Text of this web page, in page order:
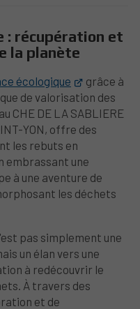
: récupération et
la planète
écologique
grâce à
de valorisation des
CHE DE LA SABLIERE
YON, offre des
les rebuts en
embrassant une
à une aventure de
les déchets
pas simplement une
un élan vers une
à redécouvrir le
À travers des
et de